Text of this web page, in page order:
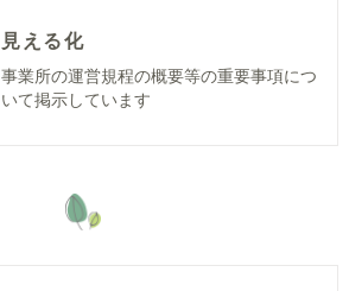
見える化
事業所の運営規程の概要等の重要事項につ
いて掲示しています